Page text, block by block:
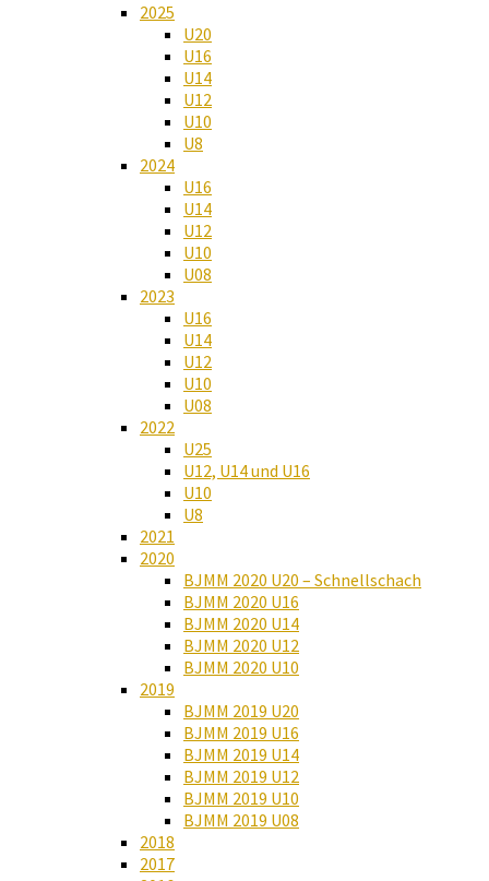
2025
U20
U16
U14
U12
U10
U8
2024
U16
U14
U12
U10
U08
2023
U16
U14
U12
U10
U08
2022
U25
U12, U14 und U16
U10
U8
2021
2020
BJMM 2020 U20 – Schnellschach
BJMM 2020 U16
BJMM 2020 U14
BJMM 2020 U12
BJMM 2020 U10
2019
BJMM 2019 U20
BJMM 2019 U16
BJMM 2019 U14
BJMM 2019 U12
BJMM 2019 U10
BJMM 2019 U08
2018
2017